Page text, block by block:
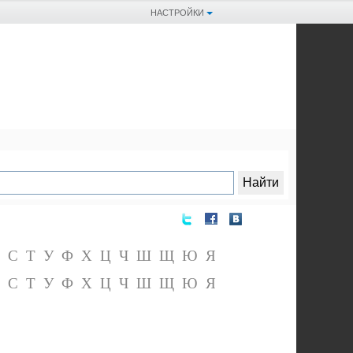
НАСТРОЙКИ
С Т У Ф Х Ц Ч Ш Щ Ю Я
С Т У Ф Х Ц Ч Ш Щ Ю Я